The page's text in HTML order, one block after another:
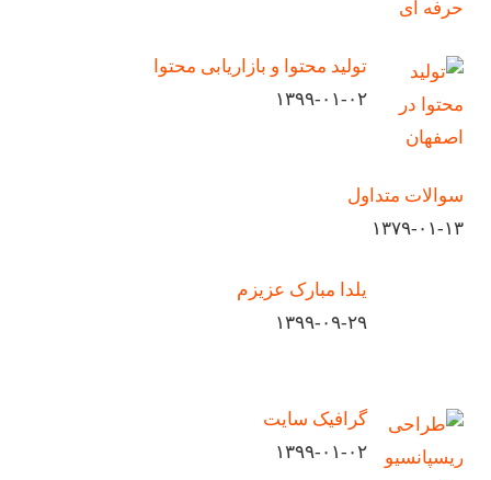
تولید محتوا و بازاریابی محتوا
۱۳۹۹-۰۱-۰۲
سوالات متداول
۱۳۷۹-۰۱-۱۳
یلدا مبارک عزیزم
۱۳۹۹-۰۹-۲۹
گرافیک سایت
۱۳۹۹-۰۱-۰۲